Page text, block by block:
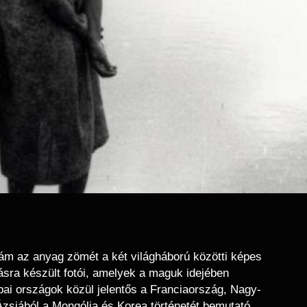
az anyag zömét a két világháború közötti képes
készült fotói, amelyek a maguk idejében
országok közül jelentős a Franciaország, Nagy-